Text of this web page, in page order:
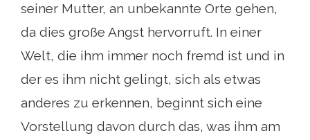
seiner Mutter, an unbekannte Orte gehen,
da dies große Angst hervorruft. In einer
Welt, die ihm immer noch fremd ist und in
der es ihm nicht gelingt, sich als etwas
anderes zu erkennen, beginnt sich eine
Vorstellung davon durch das, was ihm am